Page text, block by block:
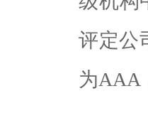
评定公
为AAA